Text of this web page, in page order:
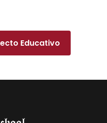
Educativo